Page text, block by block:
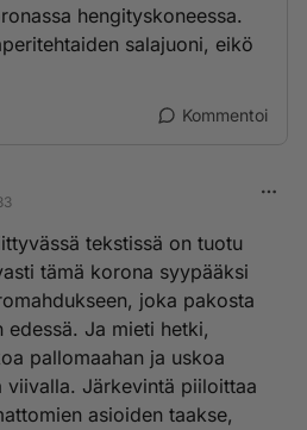
hengityskoneessa.
salajuoni, eikö
Kommentoi
tekstissä on tuotu
tämä korona syypääksi
joka pakosta
edessä. Ja mieti hetki,
pallomaahan ja uskoa
viivalla. Järkevintä piiloittaa
asioiden taakse,